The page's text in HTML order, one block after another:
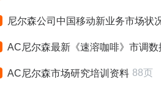
尼尔森公司中国移动新业务市场状
AC尼尔森最新《速溶咖啡》市调数
AC尼尔森市场研究培训资料 88页